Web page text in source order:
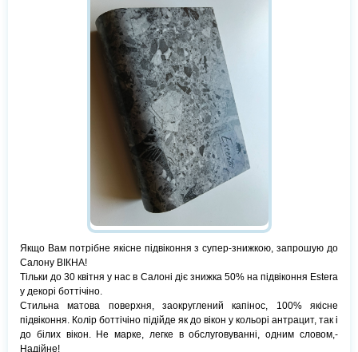
Якщо Вам потрібне якісне підвіконня з супер-знижкою, запрошую до
Салону ВІКНА!
Тільки до 30 квітня у нас в Салоні діє знижка 50% на підвіконня Estera
у декорі боттічіно.
Стильна матова поверхня, заокруглений капінос, 100% якісне
підвіконня. Колір боттічіно підійде як до вікон у кольорі антрацит, так і
до білих вікон. Не марке, легке в обслуговуванні, одним словом,-
Надійне!